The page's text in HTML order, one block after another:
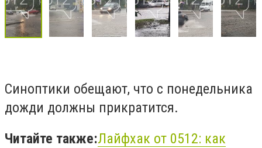
Синоптики обещают, что с понедельника
дожди должны прикратится.
Читайте также:Лайфхак от 0512: как